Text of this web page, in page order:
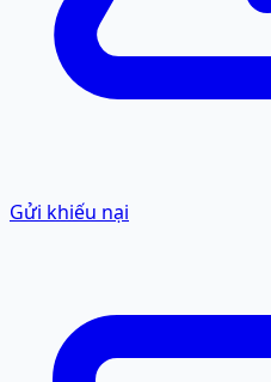
Gửi khiếu nại